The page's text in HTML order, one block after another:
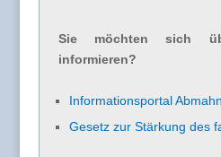
Sie möchten sich
informieren?
Informationsportal
Gesetz zur Stärkung des